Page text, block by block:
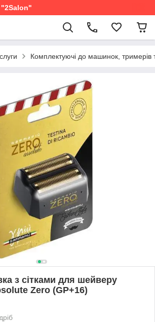
"2Salon"
Комплектуючі до машинок, тримерів
з сітками для шейверу
Zero (GP+16)